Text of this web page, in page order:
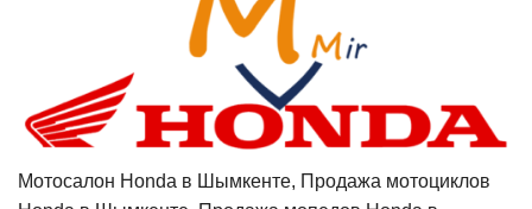
Мотосалон Honda в Шымкенте, Продажа мотоциклов